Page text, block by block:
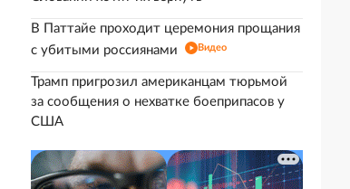
В Паттайе проходит церемония прощания
с убитыми россиянами
Видео
Трамп пригрозил американцам тюрьмой
за сообщения о нехватке боеприпасов у
США